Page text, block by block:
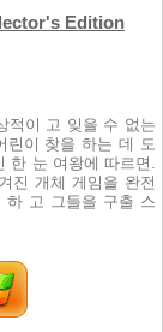
Edition
적이 고 잊을 수 없는
린이 찾을 하는 데 도
한 눈 여왕에 따르면.
진 개체 게임을 완전
하 고 그들을 구출 스